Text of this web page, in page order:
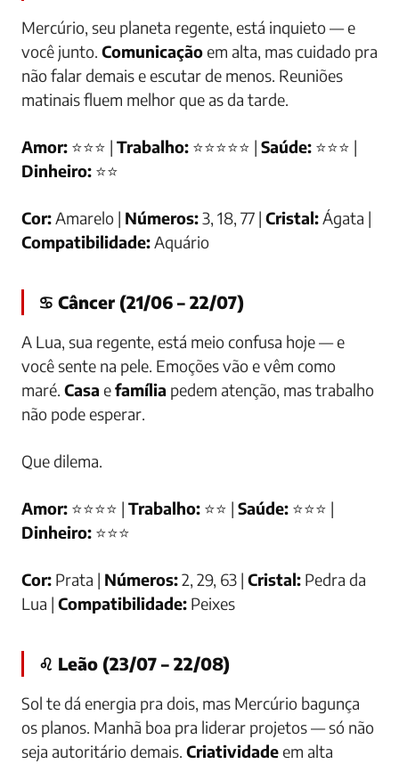
Mercúrio, seu planeta regente, está inquieto — e
você junto. Comunicaçãoem alta, mas cuidado pra
não falar demais e escutar de menos. Reuniões
matinais fluem melhor que as da tarde.
Amor: ⭐⭐⭐ | Trabalho: ⭐⭐⭐⭐⭐ | Saúde: ⭐⭐⭐ |
Dinheiro: ⭐⭐
Cor:Amarelo | Números:3, 18, 77 | Cristal:Ágata |
Compatibilidade:Aquário
♋ Câncer (21/06 – 22/07)
A Lua, sua regente, está meio confusa hoje — e
você sente na pele. Emoções vão e vêm como
maré. Casa efamília pedem atenção, mas trabalho
não pode esperar.
Que dilema.
Amor: ⭐⭐⭐⭐ | Trabalho: ⭐⭐ | Saúde: ⭐⭐⭐ |
Dinheiro: ⭐⭐⭐
Cor: Prata | Números:2, 29, 63 | Cristal: Pedra da
Lua | Compatibilidade: Peixes
♌ Leão (23/07 – 22/08)
Sol te dá energia pra dois, mas Mercúrio bagunça
os planos. Manhã boa pra liderar projetos — só não
seja autoritário demais. Criatividadeem alta